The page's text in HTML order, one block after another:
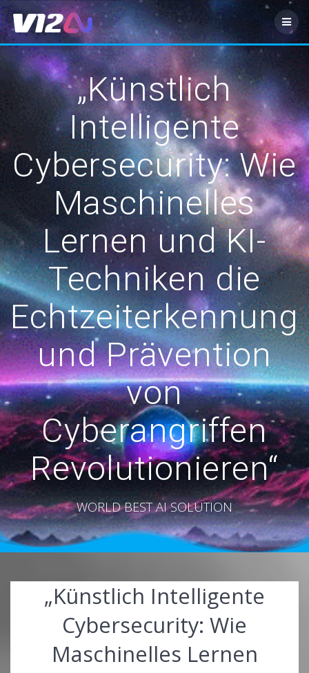
Zum
Inhalt
springen
„Künstlich
Intelligente
Cybersecurity: Wie
Maschinelles
Lernen und KI-
Techniken die
Echtzeiterkennung
und Prävention
von
Cyberangriffen
Revolutionieren“
WORLD BEST AI SOLUTION
„Künstlich Intelligente
Cybersecurity: Wie
Maschinelles Lernen